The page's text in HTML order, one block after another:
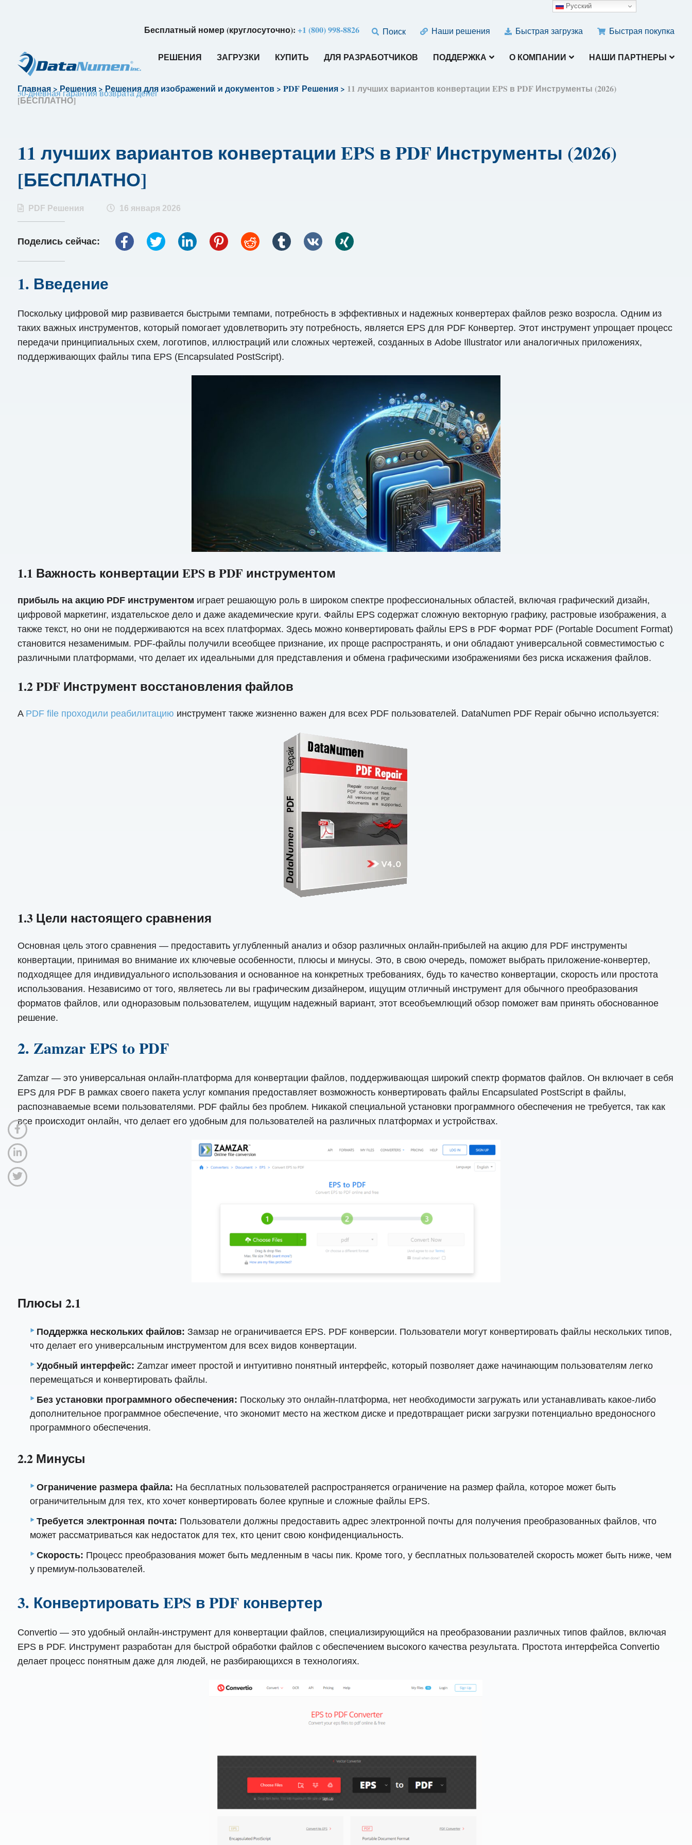
Бесплатный номер (круглосуточно):+1 (800) 998-8826 Поиск Наши решения Быстрая загрузка Быстрая покупка
30-дневная гарантия возврата денег
РЕШЕНИЯ ЗАГРУЗКИ КУПИТЬ ДЛЯ РАЗРАБОТЧИКОВ ПОДДЕРЖКА О КОМПАНИИ НАШИ ПАРТНЕРЫ
Главная> Решения> Решения для изображений и документов> PDF Решения> 11 лучших вариантов конвертации EPS в PDF Инструменты (2026)
[БЕСПЛАТНО]
11 лучших вариантов конвертации EPS в PDF Инструменты (2026)
[БЕСПЛАТНО]
PDF Решения 16 января 2026
Поделись сейчас:
1. Введение
Поскольку цифровой мир развивается быстрыми темпами, потребность в эффективных и надежных конвертерах файлов резко возросла. Одним из
таких важных инструментов, который помогает удовлетворить эту потребность, является EPS для PDF Конвертер. Этот инструмент упрощает процесс
передачи принципиальных схем, логотипов, иллюстраций или сложных чертежей, созданных в Adobe Illustrator или аналогичных приложениях,
поддерживающих файлы типа EPS (Encapsulated PostScript).
1.1 Важность конвертации EPS в PDF инструментом
прибыль на акцию PDF инструментом играет решающую роль в широком спектре профессиональных областей, включая графический дизайн,
цифровой маркетинг, издательское дело и даже академические круги. Файлы EPS содержат сложную векторную графику, растровые изображения, а
также текст, но они не поддерживаются на всех платформах. Здесь можно конвертировать файлы EPS в PDF Формат PDF (Portable Document Format)
становится незаменимым. PDF-файлы получили всеобщее признание, их проще распространять, и они обладают универсальной совместимостью с
различными платформами, что делает их идеальными для представления и обмена графическими изображениями без риска искажения файлов.
1.2 PDF Инструмент восстановления файлов
A PDF file проходили реабилитацию инструмент также жизненно важен для всех PDF пользователей. DataNumen PDF Repair обычно используется:
1.3 Цели настоящего сравнения
Основная цель этого сравнения — предоставить углубленный анализ и обзор различных онлайн-прибылей на акцию для PDF инструменты
конвертации, принимая во внимание их ключевые особенности, плюсы и минусы. Это, в свою очередь, поможет выбрать приложение-конвертер,
подходящее для индивидуального использования и основанное на конкретных требованиях, будь то качество конвертации, скорость или простота
использования. Независимо от того, являетесь ли вы графическим дизайнером, ищущим отличный инструмент для обычного преобразования
форматов файлов, или одноразовым пользователем, ищущим надежный вариант, этот всеобъемлющий обзор поможет вам принять обоснованное
решение.
2. Zamzar EPS to PDF
Zamzar — это универсальная онлайн-платформа для конвертации файлов, поддерживающая широкий спектр форматов файлов. Он включает в себя
EPS для PDF В рамках своего пакета услуг компания предоставляет возможность конвертировать файлы Encapsulated PostScript в файлы,
распознаваемые всеми пользователями. PDF файлы без проблем. Никакой специальной установки программного обеспечения не требуется, так как
все происходит онлайн, что делает его удобным для пользователей на различных платформах и устройствах.
Плюсы 2.1
Поддержка нескольких файлов: Замзар не ограничивается EPS. PDF конверсии. Пользователи могут конвертировать файлы нескольких типов,
что делает его универсальным инструментом для всех видов конвертации.
Удобный интерфейс: Zamzar имеет простой и интуитивно понятный интерфейс, который позволяет даже начинающим пользователям легко
перемещаться и конвертировать файлы.
Без установки программного обеспечения: Поскольку это онлайн-платформа, нет необходимости загружать или устанавливать какое-либо
дополнительное программное обеспечение, что экономит место на жестком диске и предотвращает риски загрузки потенциально вредоносного
программного обеспечения.
2.2 Минусы
Ограничение размера файла: На бесплатных пользователей распространяется ограничение на размер файла, которое может быть
ограничительным для тех, кто хочет конвертировать более крупные и сложные файлы EPS.
Требуется электронная почта: Пользователи должны предоставить адрес электронной почты для получения преобразованных файлов, что
может рассматриваться как недостаток для тех, кто ценит свою конфиденциальность.
Скорость: Процесс преобразования может быть медленным в часы пик. Кроме того, у бесплатных пользователей скорость может быть ниже, чем
у премиум-пользователей.
3. Конвертировать EPS в PDF конвертер
Convertio — это удобный онлайн-инструмент для конвертации файлов, специализирующийся на преобразовании различных типов файлов, включая
EPS в PDF. Инструмент разработан для быстрой обработки файлов с обеспечением высокого качества результата. Простота интерфейса Convertio
делает процесс понятным даже для людей, не разбирающихся в технологиях.
Русский